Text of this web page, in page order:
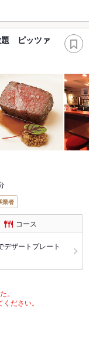
題 ピッツァ
業者
コース
ザートプレート
。
ださい。